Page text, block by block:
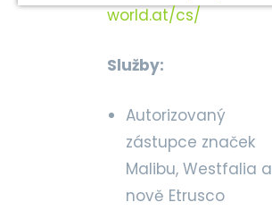
world.at/cs/
Služby:
Autorizovaný
zástupce značek
Malibu, Westfalia a
nově Etrusco